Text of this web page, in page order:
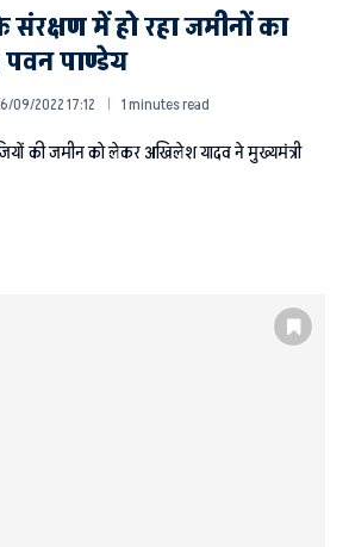
में हो रहा जमीनों का
पाण्डेय
09/2022 17:12 1 minutes read
की जमीन को लेकर अखिलेश यादव ने मुख्यमंत्री